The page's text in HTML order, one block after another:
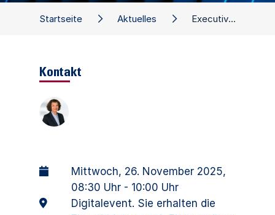
Mittwoch, 26. November 2025,
08:30 Uhr - 10:00 Uhr
Digitalevent. Sie erhalten die
Kontakt
Startseite Aktuelles Executive Dialog: CARVE-OUT – ABER RICHTIG! Krisenprävention und Krisenmanagement durch Abspaltung